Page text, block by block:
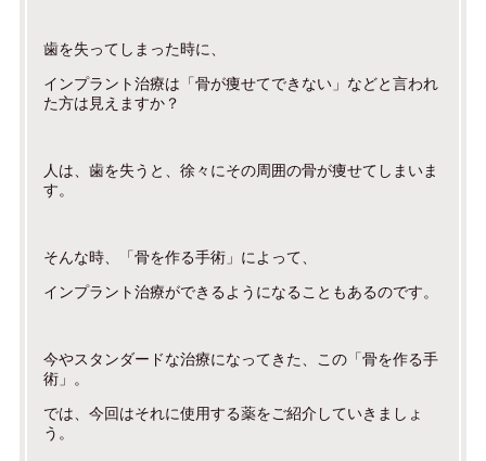
歯を失ってしまった時に、
インプラント治療は「骨が痩せてできない」などと言われ
た方は見えますか？
人は、歯を失うと、徐々にその周囲の骨が痩せてしまいま
す。
そんな時、「骨を作る手術」によって、
インプラント治療ができるようになることもあるのです。
今やスタンダードな治療になってきた、この「骨を作る手
術」。
では、今回はそれに使用する薬をご紹介していきましょ
う。